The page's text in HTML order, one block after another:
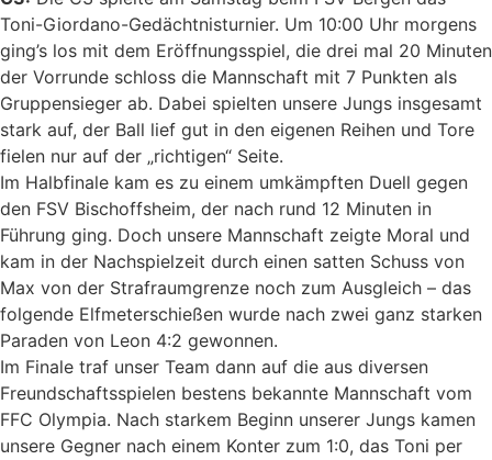
Toni-Giordano-Gedächtnisturnier. Um 10:00 Uhr morgens
ging’s los mit dem Eröffnungsspiel, die drei mal 20 Minuten
der Vorrunde schloss die Mannschaft mit 7 Punkten als
Gruppensieger ab. Dabei spielten unsere Jungs insgesamt
stark auf, der Ball lief gut in den eigenen Reihen und Tore
fielen nur auf der „richtigen“ Seite.
Im Halbfinale kam es zu einem umkämpften Duell gegen
den FSV Bischoffsheim, der nach rund 12 Minuten in
Führung ging. Doch unsere Mannschaft zeigte Moral und
kam in der Nachspielzeit durch einen satten Schuss von
Max von der Strafraumgrenze noch zum Ausgleich – das
folgende Elfmeterschießen wurde nach zwei ganz starken
Paraden von Leon 4:2 gewonnen.
Im Finale traf unser Team dann auf die aus diversen
Freundschaftsspielen bestens bekannte Mannschaft vom
FFC Olympia. Nach starkem Beginn unserer Jungs kamen
unsere Gegner nach einem Konter zum 1:0, das Toni per